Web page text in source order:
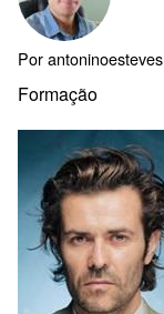
Porantoninoesteves
Formação